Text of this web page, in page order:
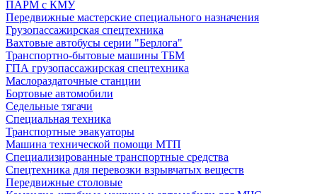
ПАРМ с КМУ
Передвижные мастерские специального назначения
Грузопассажирская спецтехника
Вахтовые автобусы серии "Берлога"
Транспортно-бытовые машины ТБМ
ГПА грузопассажирская спецтехника
Маслораздаточные станции
Бортовые автомобили
Седельные тягачи
Специальная техника
Транспортные эвакуаторы
Машина технической помощи МТП
Специализированные транспортные средства
Спецтехника для перевозки взрывчатых веществ
Передвижные столовые